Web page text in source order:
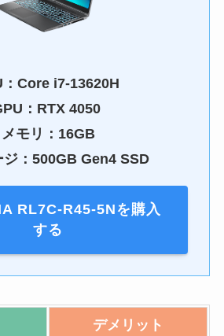
Core i7-13620H
： RTX 4050
メモリ：16GB
ジ：500GB Gen4 SSD
RL7C-R45-5Nを購入
する
デメリット